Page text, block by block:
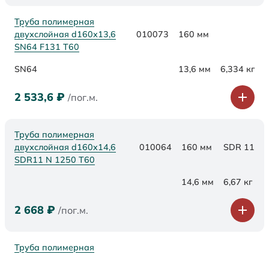
Труба полимерная
двухслойная d160х13,6
SN64 F131 Т60
010073 160 мм
SN64 13,6 мм 6,334 кг
2 533,6 ₽ /пог.м.
Труба полимерная
двухслойная d160x14,6
SDR11 N 1250 Т60
010064 160 мм SDR 11
14,6 мм 6,67 кг
2 668 ₽ /пог.м.
Труба полимерная